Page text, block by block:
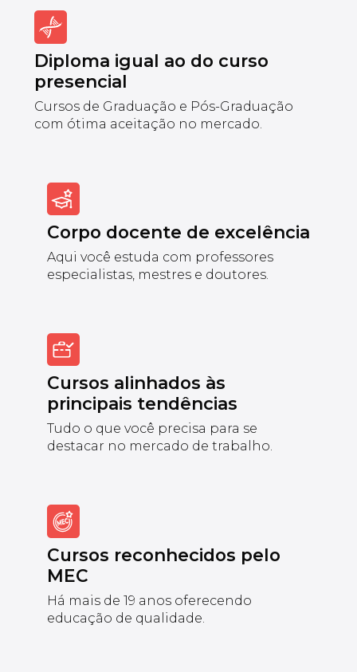
Diploma igual ao do curso
presencial
Cursos de Graduação e Pós-Graduação
com ótima aceitação no mercado.
Corpo docente de excelência
Aqui você estuda com professores
especialistas, mestres e doutores.
Cursos alinhados às
principais tendências
Tudo o que você precisa para se
destacar no mercado de trabalho.
Cursos reconhecidos pelo
MEC
Há mais de 19 anos oferecendo
educação de qualidade.